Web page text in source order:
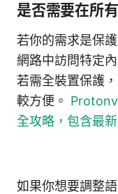
是否需要在所
若你的需求是保
網路中訪問特定
若需全裝置保護
較方便。
全攻略，包含最
如果你想要調整